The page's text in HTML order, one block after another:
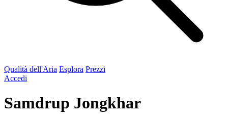
Qualità dell'Aria Esplora Prezzi
Accedi
Samdrup Jongkhar